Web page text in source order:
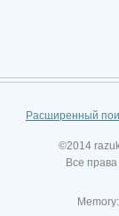
Расширенный
©2014
Все